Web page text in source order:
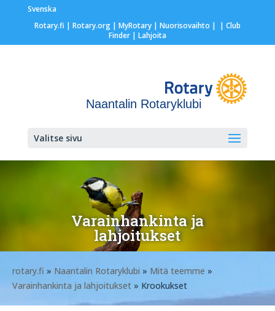
Svenska
Rotary.fi | Rotary.org| MyRotary | Nuorisovaihto | | Club
Finder| Lahjoita
Naantalin Rotaryklubi
Valitse sivu
Varainhankinta ja
lahjoitukset
rotary.fi » Naantalin Rotaryklubi » Mitä teemme »
Varainhankinta ja lahjoitukset » Krookukset